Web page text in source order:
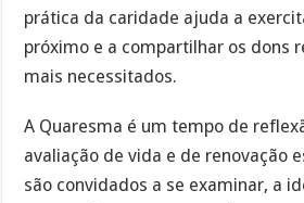
prática da caridade ajuda a
próximo e a compartilhar os dons
mais necessitados.
A Quaresma é um tempo de
avaliação de vida e de renovação
são convidados a se examinar, a